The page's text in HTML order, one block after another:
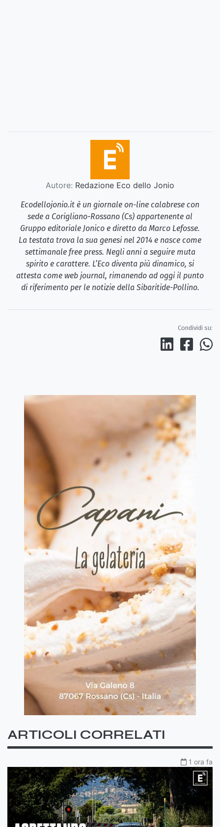
Autore: Redazione Eco dello Jonio
Ecodellojonio.it è un giornale on-line calabrese con
sede a Corigliano-Rossano (Cs) appartenente al
Gruppo editoriale Jonico e diretto da Marco Lefosse.
La testata trova la sua genesi nel 2014 e nasce come
settimanale free press. Negli anni a seguire muta
spirito e carattere. L’Eco diventa più dinamico, si
attesta come web journal, rimanendo ad oggi il punto
di riferimento per le notizie della Sibaritide-Pollino.
Condividi su:
ARTICOLI CORRELATI
1 ora fa